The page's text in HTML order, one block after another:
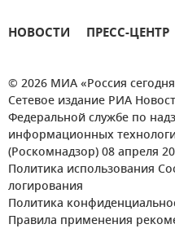
НОВОСТИ ПРЕСС-ЦЕНТР
© 2026 МИА «Россия
Сетевое издание РИА
Федеральной службе по
информационных
(Роскомнадзор) 08 апреля
Политика использования
логирования
Политика
Правила применения